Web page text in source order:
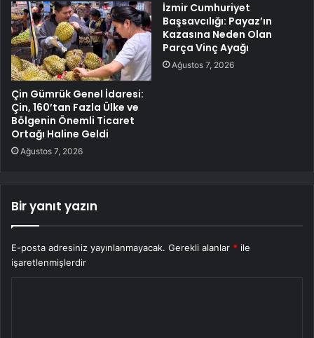
Çin Gümrük Genel İdaresi:
Çin, 160’tan Fazla Ülke ve
Bölgenin Önemli Ticaret
Ortağı Haline Geldi
Ağustos 7, 2026
İzmir Cumhuriyet
Başsavcılığı: Payaz’ın
Kazasına Neden Olan
Parça Vinç Ayağı
Ağustos 7, 2026
Bir yanıt yazın
E-posta adresiniz yayınlanmayacak. Gerekli alanlar * ile
işaretlenmişlerdir